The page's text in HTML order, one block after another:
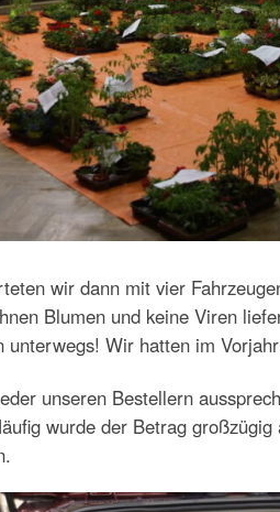
wir dann mit vier
Blumen und keine Viren
unterwegs! Wir hatten im
unseren Bestellern
wurde der Betrag